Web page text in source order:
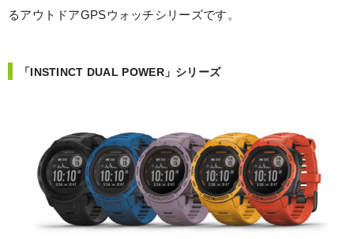
るアウトドアGPSウォッチシリーズです。
「INSTINCT DUAL POWER」シリーズ